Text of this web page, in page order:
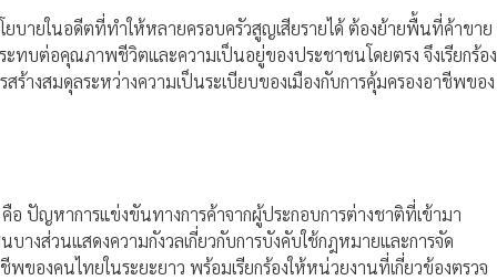
บายในอดีตที่ทำให้หลายครอบครัวสูญเสียรายได้ ต้องย้ายพื้นที่ค้าขาย
ทบต่อคุณภาพชีวิตและความเป็นอยู่ของประชาชนโดยตรง จึงเรียกร้อง
างสมดุลระหว่างความเป็นระเบียบของเมืองกับการคุ้มครองอาชีพของ
ปัญหาการแข่งขันทางการค้าจากผู้ประกอบการต่างชาติที่เข้ามา
งส่วนแสดงความกังวลเกี่ยวกับการบังคับใช้กฎหมายและการจัด
ของคนไทยในระยะยาว พร้อมเรียกร้องให้หน่วยงานที่เกี่ยวข้องตรวจ